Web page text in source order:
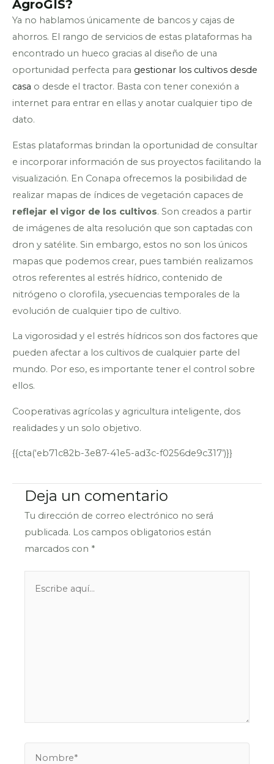
AgroGIS?
Ya no hablamos únicamente de bancos y cajas de
ahorros. El rango de servicios de estas plataformas ha
encontrado un hueco gracias al diseño de una
oportunidad perfecta para gestionar los cultivos desde
casa o desde el tractor. Basta con tener conexión a
internet para entrar en ellas y anotar cualquier tipo de
dato.
Estas plataformas brindan la oportunidad de consultar
e incorporar información de sus proyectos facilitando la
visualización. En Conapa ofrecemos la posibilidad de
realizar mapas de índices de vegetación capaces de
reflejar el vigor de los cultivos. Son creados a partir
de imágenes de alta resolución que son captadas con
dron y satélite. Sin embargo, estos no son los únicos
mapas que podemos crear, pues también realizamos
otros referentes al estrés hídrico, contenido de
nitrógeno o clorofila, ysecuencias temporales de la
evolución de cualquier tipo de cultivo.
La vigorosidad y el estrés hídricos son dos factores que
pueden afectar a los cultivos de cualquier parte del
mundo. Por eso, es importante tener el control sobre
ellos.
Cooperativas agrícolas y agricultura inteligente, dos
realidades y un solo objetivo.
{{cta(‘eb71c82b-3e87-41e5-ad3c-f0256de9c317’)}}
Deja un comentario
Tu dirección de correo electrónico no será
publicada. Los campos obligatorios están
marcados con *
aquí...